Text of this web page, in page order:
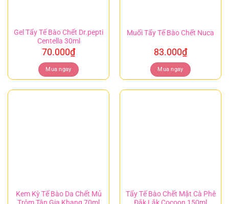
Gel Tẩy Tế Bào Chết Dr.pepti
Centella 30ml
70.000₫
Mua ngay
Muối Tẩy Tế Bào Chết Nuca
83.000₫
Mua ngay
Kem Kỳ Tế Bào Da Chết Mủ
Tẩy Tế Bào Chết Mặt Cà Phê